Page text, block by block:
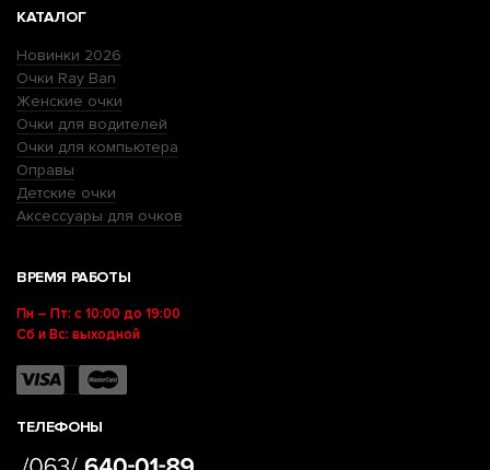
КАТАЛОГ
Новинки 2026
Очки Ray Ban
Женские очки
Очки для водителей
Очки для компьютера
Оправы
Детские очки
Аксессуары для очков
ВРЕМЯ РАБОТЫ
Пн – Пт: с 10:00 до 19:00
Сб и Вс: выходной
ТЕЛЕФОНЫ